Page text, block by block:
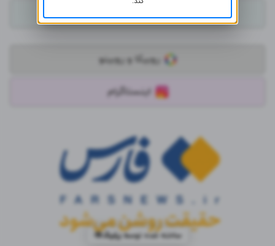
روبیکا و روبینو
اینستاگرام
ساخته شده توسط